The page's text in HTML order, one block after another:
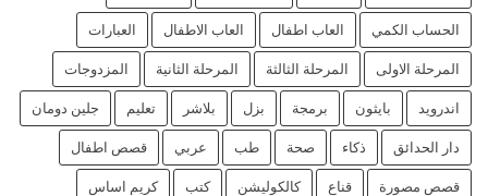
الحساب الكمي العاب اطفال العاب الاطفال العبارات
المرحلة الاولى المرحلة الثالثة المرحلة الثانية المزدوجات
اندرويد بايثون برمجة بزل بلاشر تعليم جلين دومان
دار الحدائق ذكاء صحة طب عربي قصص اطفال
قصص مصورة قناع كالكوليشن كتب كريم اساس